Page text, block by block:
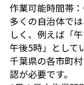
作業可能時間帯
多くの自治体で
しく、例えば「
午後5時」として
千葉県の各市町
認が必要です。